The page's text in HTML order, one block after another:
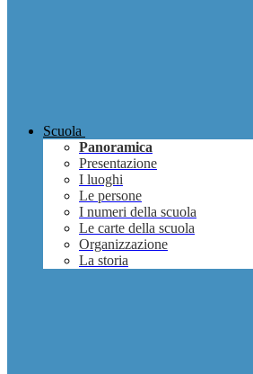
Scuola
Panoramica
Presentazione
I luoghi
Le persone
I numeri della scuola
Le carte della scuola
Organizzazione
La storia